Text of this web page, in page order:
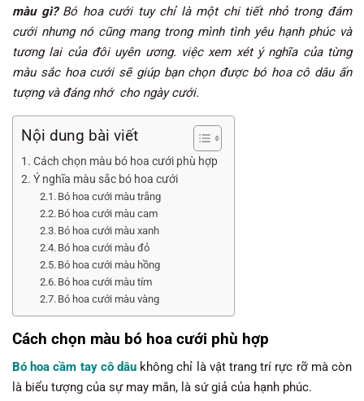
màu gì?Bó hoa cưới tuy chỉ là một chi tiết nhỏ trong đám
cưới nhưng nó cũng mang trong mình tình yêu hạnh phúc và
tương lai của đôi uyên ương. việc xem xét ý nghĩa của từng
màu sắc hoa cưới sẽ giúp bạn chọn được bó hoa cô dâu ấn
tượng và đáng nhớ cho ngày cưới.
Nội dung bài viết
Cách chọn màu bó hoa cưới phù hợp
Ý nghĩa màu sắc bó hoa cưới
Bó hoa cưới màu trắng
Bó hoa cưới màu cam
Bó hoa cưới màu xanh
Bó hoa cưới màu đỏ
Bó hoa cưới màu hồng
Bó hoa cưới màu tím
Bó hoa cưới màu vàng
Cách chọn màu bó hoa cưới phù hợp
Bó hoa cầm tay cô dâu không chỉ là vật trang trí rực rỡ mà còn
là biểu tượng của sự may mắn, là sứ giả của hạnh phúc.